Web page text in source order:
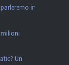
in
Un